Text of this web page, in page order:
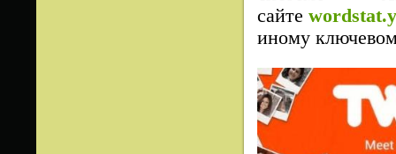
сайте
иному